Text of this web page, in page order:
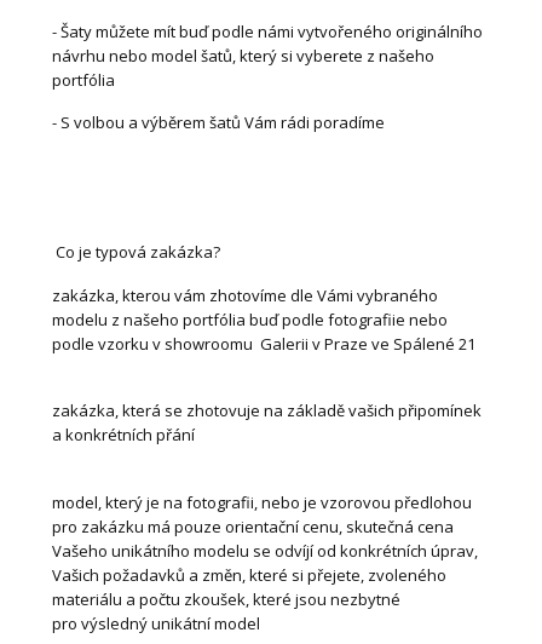
- Šaty můžete mít buď podle námi vytvořeného originálního
návrhu nebo model šatů, který si vyberete z našeho
portfólia
- S volbou a výběrem šatů Vám rádi poradíme
Co je typová zakázka?
zakázka, kterou vám zhotovíme dle Vámi vybraného
modelu z našeho portfólia buď podle fotografiie nebo
podle vzorku v showroomu Galerii v Praze ve Spálené 21
zakázka, která se zhotovuje na základě vašich připomínek
a konkrétních přání
model, který je na fotografii, nebo je vzorovou předlohou
pro zakázku má pouze orientační cenu, skutečná cena
Vašeho unikátního modelu se odvíjí od konkrétních úprav,
Vašich požadavků a změn, které si přejete, zvoleného
materiálu a počtu zkoušek, které jsou nezbytné
pro výsledný unikátní model